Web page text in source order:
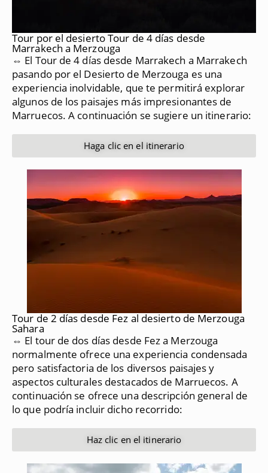
Tour por el desierto Tour de 4 días desde
Marrakech a Merzouga
⇔ El Tour de 4 días desde Marrakech a Marrakech
pasando por el Desierto de Merzouga es una
experiencia inolvidable, que te permitirá explorar
algunos de los paisajes más impresionantes de
Marruecos. A continuación se sugiere un itinerario:
Haga clic en el itinerario
Tour de 2 días desde Fez al desierto de Merzouga
Sahara
⇔ El tour de dos días desde Fez a Merzouga
normalmente ofrece una experiencia condensada
pero satisfactoria de los diversos paisajes y
aspectos culturales destacados de Marruecos. A
continuación se ofrece una descripción general de
lo que podría incluir dicho recorrido:
Haz clic en el itinerario